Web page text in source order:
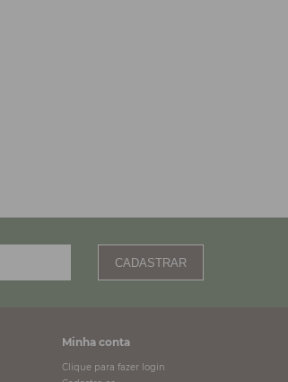
CADASTRAR
Minha conta
Clique para fazer login